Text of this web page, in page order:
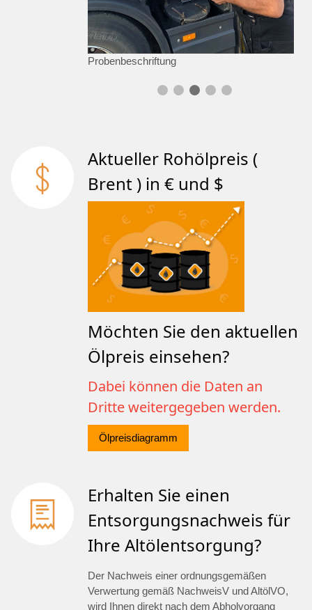
Probenbeschriftung
Aktueller Rohölpreis (
Brent ) in € und $
Möchten Sie den aktuellen
Ölpreis einsehen?
Dabei können die Daten an
Dritte weitergegeben werden.
Ölpreisdiagramm
Erhalten Sie einen
Entsorgungsnachweis für
Ihre Altölentsorgung?
Der Nachweis einer ordnungsgemäßen
Verwertung gemäß NachweisV und AltölVO,
wird Ihnen direkt nach dem Abholvorgang